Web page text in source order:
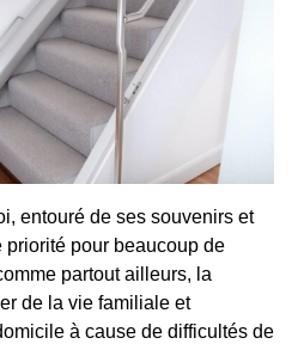
entouré de ses souvenirs et
pour beaucoup de
partout ailleurs, la
de la vie familiale et
à cause de difficultés de